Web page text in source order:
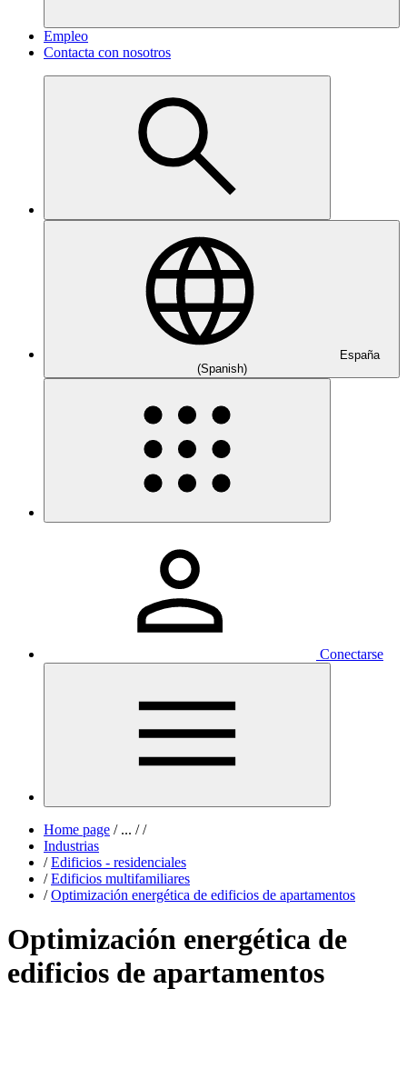
Empleo
Contacta con nosotros
España
(Spanish)
Conectarse
Home page /... / /
Industrias
/ Edificios - residenciales
/ Edificios multifamiliares
/ Optimización energética de edificios de apartamentos
Optimización energética de
edificios de apartamentos